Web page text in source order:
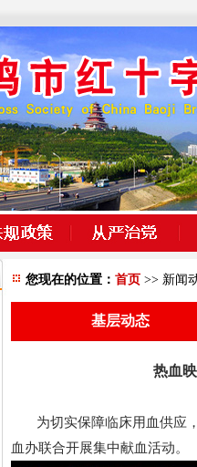
您现在的位置： 首页 >> 新闻
基层动态
热血
为切实保障临床用血供应，
血办联合开展集中献血活动。